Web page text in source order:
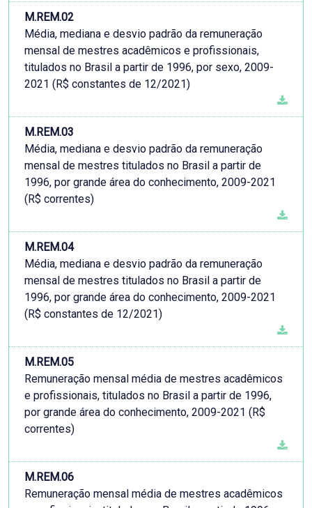
M.REM.02
Média, mediana e desvio padrão da remuneração
mensal de mestres acadêmicos e profissionais,
titulados no Brasil a partir de 1996, por sexo, 2009-
2021 (R$ constantes de 12/2021)
M.REM.03
Média, mediana e desvio padrão da remuneração
mensal de mestres titulados no Brasil a partir de
1996, por grande área do conhecimento, 2009-2021
(R$ correntes)
M.REM.04
Média, mediana e desvio padrão da remuneração
mensal de mestres titulados no Brasil a partir de
1996, por grande área do conhecimento, 2009-2021
(R$ constantes de 12/2021)
M.REM.05
Remuneração mensal média de mestres acadêmicos
e profissionais, titulados no Brasil a partir de 1996,
por grande área do conhecimento, 2009-2021 (R$
correntes)
M.REM.06
Remuneração mensal média de mestres acadêmicos